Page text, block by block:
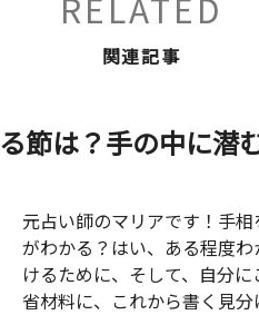
関連記事
節は？手の中に潜
元占い師のマリアです！手
がわかる？はい、ある程度
けるために、そして、自分
省材料に、これから書く見分